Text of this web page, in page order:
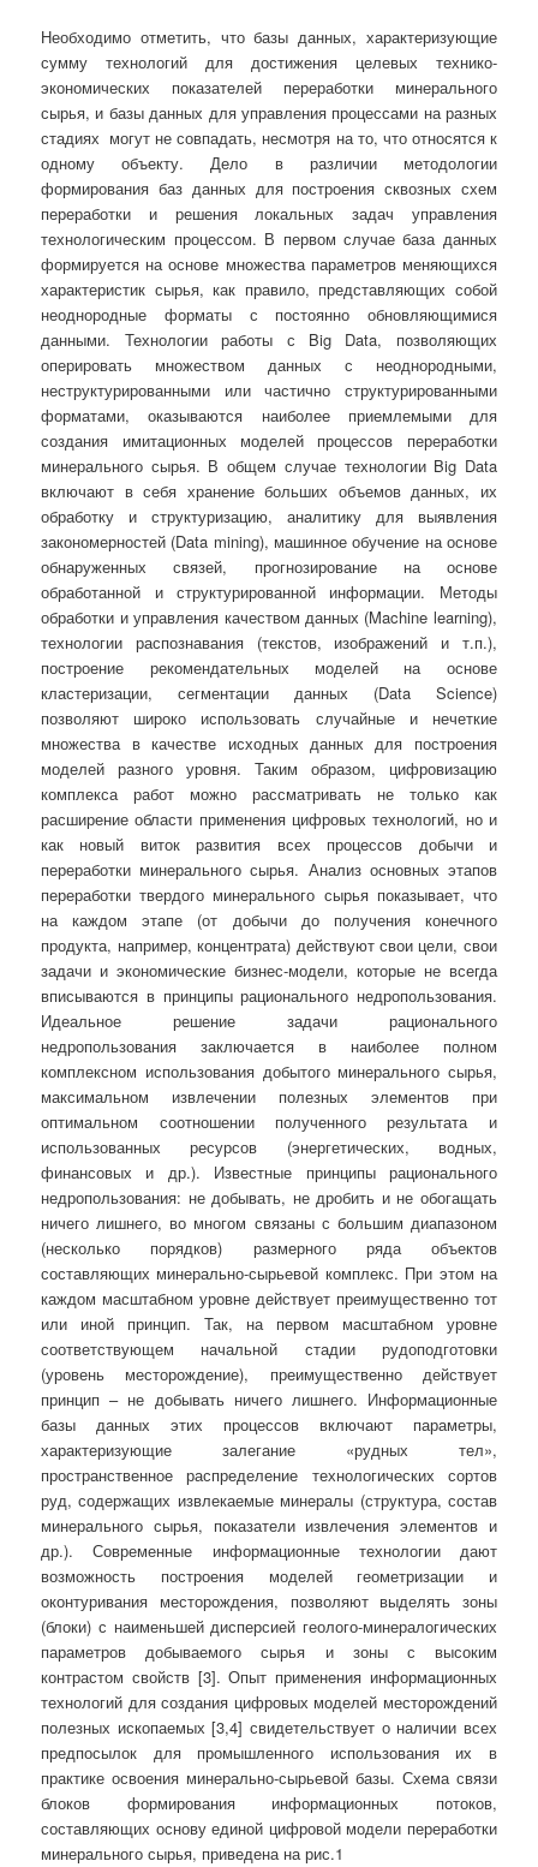
Необходимо отметить, что базы данных, характеризующие
сумму технологий для достижения целевых технико-
экономических показателей переработки минерального
сырья, и базы данных для управления процессами на разных
стадиях могут не совпадать, несмотря на то, что относятся к
одному объекту. Дело в различии методологии
формирования баз данных для построения сквозных схем
переработки и решения локальных задач управления
технологическим процессом. В первом случае база данных
формируется на основе множества параметров меняющихся
характеристик сырья, как правило, представляющих собой
неоднородные форматы с постоянно обновляющимися
данными. Технологии работы с Big Data, позволяющих
оперировать множеством данных с неоднородными,
неструктурированными или частично структурированными
форматами, оказываются наиболее приемлемыми для
создания имитационных моделей процессов переработки
минерального сырья. В общем случае технологии Big Data
включают в себя хранение больших объемов данных, их
обработку и структуризацию, аналитику для выявления
закономерностей (Data mining), машинное обучение на основе
обнаруженных связей, прогнозирование на основе
обработанной и структурированной информации. Методы
обработки и управления качеством данных (Machine learning),
технологии распознавания (текстов, изображений и т.п.),
построение рекомендательных моделей на основе
кластеризации, сегментации данных (Data Science)
позволяют широко использовать случайные и нечеткие
множества в качестве исходных данных для построения
моделей разного уровня. Таким образом, цифровизацию
комплекса работ можно рассматривать не только как
расширение области применения цифровых технологий, но и
как новый виток развития всех процессов добычи и
переработки минерального сырья. Анализ основных этапов
переработки твердого минерального сырья показывает, что
на каждом этапе (от добычи до получения конечного
продукта, например, концентрата) действуют свои цели, свои
задачи и экономические бизнес-модели, которые не всегда
вписываются в принципы рационального недропользования.
Идеальное решение задачи рационального
недропользования заключается в наиболее полном
комплексном использования добытого минерального сырья,
максимальном извлечении полезных элементов при
оптимальном соотношении полученного результата и
использованных ресурсов (энергетических, водных,
финансовых и др.). Известные принципы рационального
недропользования: не добывать, не дробить и не обогащать
ничего лишнего, во многом связаны с большим диапазоном
(несколько порядков) размерного ряда объектов
составляющих минерально-сырьевой комплекс. При этом на
каждом масштабном уровне действует преимущественно тот
или иной принцип. Так, на первом масштабном уровне
соответствующем начальной стадии рудоподготовки
(уровень месторождение), преимущественно действует
принцип – не добывать ничего лишнего. Информационные
базы данных этих процессов включают параметры,
характеризующие залегание «рудных тел»,
пространственное распределение технологических сортов
руд, содержащих извлекаемые минералы (структура, состав
минерального сырья, показатели извлечения элементов и
др.). Современные информационные технологии дают
возможность построения моделей геометризации и
оконтуривания месторождения, позволяют выделять зоны
(блоки) с наименьшей дисперсией геолого-минералогических
параметров добываемого сырья и зоны с высоким
контрастом свойств [3]. Опыт применения информационных
технологий для создания цифровых моделей месторождений
полезных ископаемых [3,4] свидетельствует о наличии всех
предпосылок для промышленного использования их в
практике освоения минерально-сырьевой базы. Схема связи
блоков формирования информационных потоков,
составляющих основу единой цифровой модели переработки
минерального сырья, приведена на рис.1